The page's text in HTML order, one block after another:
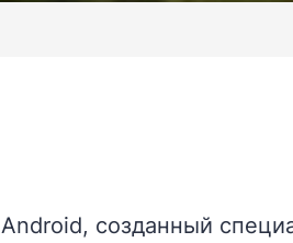
созданный